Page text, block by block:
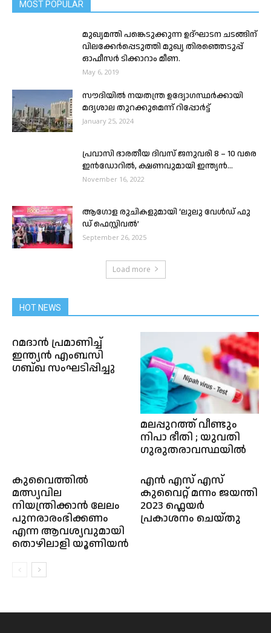
MOST POPULAR
മുഖ്യമന്തി പങ്കെടുക്കുന്ന ഉദ്ഘാടന ചടങ്ങിന്
വിലക്കേർപ്പെടുത്തി മുഖ്യ തിരഞ്ഞെടുപ്പ്
ഓഫീസർ ടിക്കാറാം മീണ.
May 6, 2019
സൗദിയിൽ നയതന്ത്ര ഉദ്യോഗസ്ഥർക്കായി
മദ്യശാല തുറക്കുമെന്ന് റിപ്പോർട്ട്
January 25, 2024
പ്രവാസി ഭാരതീയ ദിവസ് ജനുവരി 8 – 10 വരെ
ഇൻഡോറിൽ, ക്ഷണവുമായി ഇന്ത്യൻ...
November 16, 2022
ആ​ഗോ​ള രു​ചി​ക​ളു​മാ​യി ‘ലു​ലു വേ​ൾ​ഡ് ഫു​
ഡ് ഫെ​സ്റ്റി​വ​ൽ’
September 26, 2025
Load more
HOT NEWS
റമദാൻ പ്രമാണിച്ച്
ഇന്ത്യൻ എംബസി
ഗബ്ഖ സംഘടിപ്പിച്ചു
മലപ്പുറത്ത് വീണ്ടും
നിപാ ഭീതി ; യുവതി
ഗുരുതരാവസ്ഥയിൽ
കുവൈത്തിൽ
മത്സ്യവില
നിയന്ത്രിക്കാൻ ലേലം
പുനരാരംഭിക്കണം
എന്ന ആവശ്യവുമായി
തൊഴിലാളി യൂണിയൻ
എൻ എസ് എസ്
കുവൈറ്റ് മന്നം ജയന്തി
2023 ഫ്ലെയർ
പ്രകാശനം ചെയ്തു